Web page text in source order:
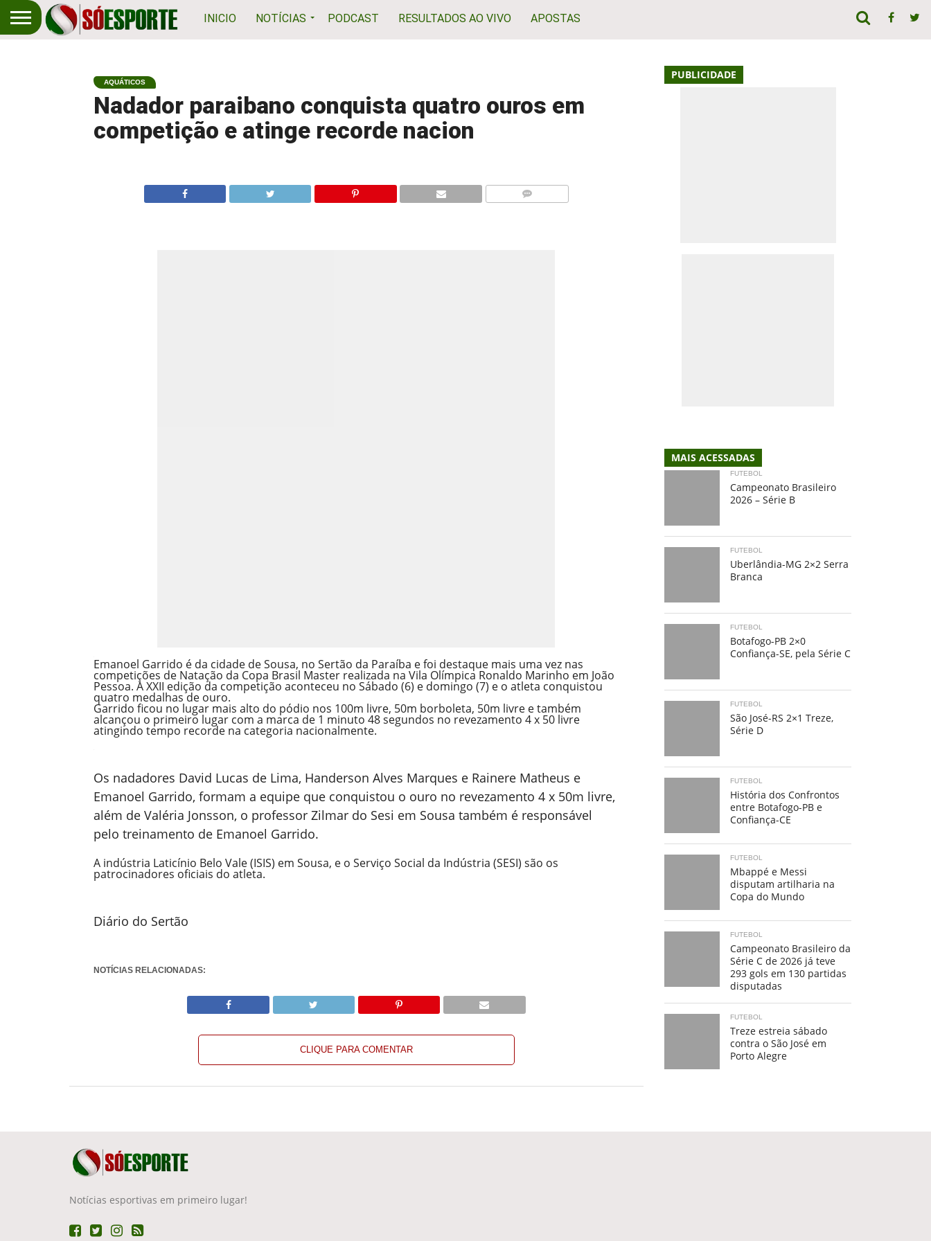
INICIO NOTÍCIAS PODCAST RESULTADOS AO VIVO APOSTAS
AQUÁTICOS
Nadador paraibano conquista quatro ouros em
competição e atinge recorde nacion
Emanoel Garrido é da cidade de Sousa, no Sertão da Paraíba e foi destaque mais uma vez nas
competições de Natação da Copa Brasil Master realizada na Vila Olímpica Ronaldo Marinho em João
Pessoa. A XXII edição da competição aconteceu no Sábado (6) e domingo (7) e o atleta conquistou
quatro medalhas de ouro.
Garrido ficou no lugar mais alto do pódio nos 100m livre, 50m borboleta, 50m livre e também
alcançou o primeiro lugar com a marca de 1 minuto 48 segundos no revezamento 4 x 50 livre
atingindo tempo recorde na categoria nacionalmente.
Os nadadores David Lucas de Lima, Handerson Alves Marques e Rainere Matheus e
Emanoel Garrido, formam a equipe que conquistou o ouro no revezamento 4 x 50m livre,
além de Valéria Jonsson, o professor Zilmar do Sesi em Sousa também é responsável
pelo treinamento de Emanoel Garrido.
A indústria Laticínio Belo Vale (ISIS) em Sousa, e o Serviço Social da Indústria (SESI) são os
patrocinadores oficiais do atleta.
Diário do Sertão
NOTÍCIAS RELACIONADAS:
CLIQUE PARA COMENTAR
PUBLICIDADE
MAIS ACESSADAS
FUTEBOL
Campeonato Brasileiro
2026 – Série B
FUTEBOL
Uberlândia-MG 2×2 Serra
Branca
FUTEBOL
Botafogo-PB 2×0
Confiança-SE, pela Série C
FUTEBOL
São José-RS 2×1 Treze,
Série D
FUTEBOL
História dos Confrontos
entre Botafogo-PB e
Confiança-CE
FUTEBOL
Mbappé e Messi
disputam artilharia na
Copa do Mundo
FUTEBOL
Campeonato Brasileiro da
Série C de 2026 já teve
293 gols em 130 partidas
disputadas
FUTEBOL
Treze estreia sábado
contra o São José em
Porto Alegre
Notícias esportivas em primeiro lugar!